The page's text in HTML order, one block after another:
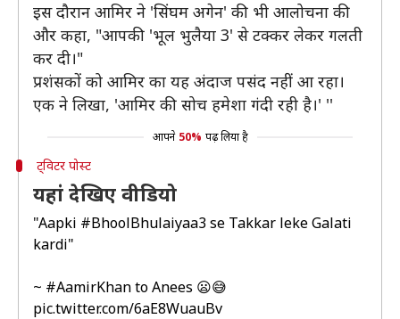
इस दौरान आमिर ने 'सिंघम अगेन' की भी आलोचना की
और कहा, "आपकी 'भूल भुलैया 3' से टक्कर लेकर गलती
कर दी।"
प्रशंसकों को आमिर का यह अंदाज पसंद नहीं आ रहा।
एक ने लिखा, 'आमिर की सोच हमेशा गंदी रही है।' ''
आपने 50% पढ़ लिया है
ट्विटर पोस्ट
यहां देखिए वीडियो
"Aapki #BhoolBhulaiyaa3se Takkar leke Galati
kardi"
~ #AamirKhanto Anees 😦😅
pic.twitter.com/6aE8WuauBv